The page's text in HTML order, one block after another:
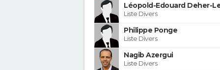
Léopold-Edouard Deher-
Liste Divers
Philippe Ponge
Liste Divers
Nagib Azergui
Liste Divers